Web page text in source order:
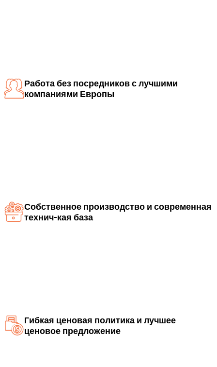
Работа без посредников с лучшими
компаниями Европы
Собственное производство и современная
технич-кая база
Гибкая ценовая политика и лучшее
ценовое предложение